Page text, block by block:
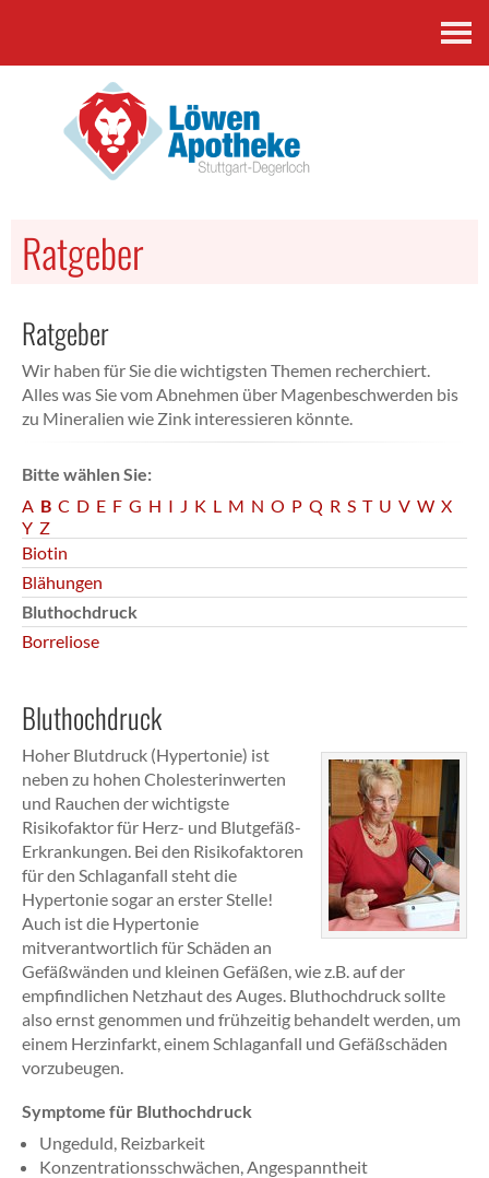
Ratgeber
Ratgeber
Wir haben für Sie die wichtigsten Themen recherchiert.
Alles was Sie vom Abnehmen über Magenbeschwerden bis
zu Mineralien wie Zink interessieren könnte.
Bitte wählen Sie:
A B C D E F G H I J K L M N O P Q R S T U V W X
Y Z
Biotin
Blähungen
Bluthochdruck
Borreliose
Bluthochdruck
Hoher Blutdruck (Hypertonie) ist
neben zu hohen Cholesterinwerten
und Rauchen der wichtigste
Risikofaktor für Herz- und Blutgefäß-
Erkrankungen. Bei den Risikofaktoren
für den Schlaganfall steht die
Hypertonie sogar an erster Stelle!
Auch ist die Hypertonie
mitverantwortlich für Schäden an
Gefäßwänden und kleinen Gefäßen, wie z.B. auf der
empfindlichen Netzhaut des Auges. Bluthochdruck sollte
also ernst genommen und frühzeitig behandelt werden, um
einem Herzinfarkt, einem Schlaganfall und Gefäßschäden
vorzubeugen.
Symptome für Bluthochdruck
Ungeduld, Reizbarkeit
Konzentrationsschwächen, Angespanntheit